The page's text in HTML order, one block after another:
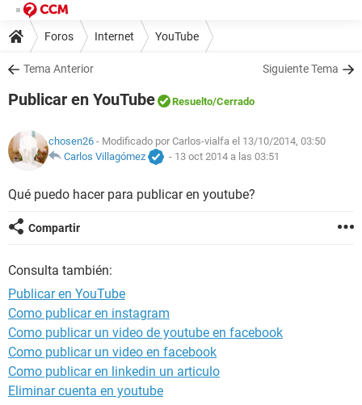
Foros Internet YouTube
Tema Anterior Siguiente Tema
Publicar en YouTube Resuelto/Cerrado
chosen26 - Modificado por Carlos-vialfa el 13/10/2014, 03:50
Carlos Villagómez
- 13 oct 2014 a las 03:51
Qué puedo hacer para publicar en youtube?
Compartir
Consulta también:
Publicar en YouTube
Como publicar en instagram
Como publicar un video de youtube en facebook
Como publicar un video en facebook
Como publicar en linkedin un articulo
Eliminar cuenta en youtube